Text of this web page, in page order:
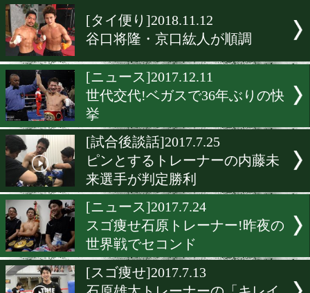
[動画ニュース]2022.5.13
矢吹正道の覚悟! 復帰戦の
はKO率91%
谷口将隆・京口紘人が順調
[ニュース]2017.12.11
世代交代!ベガスで36年ぶ
挙
[試合後談話]2017.7.25
ピンとするトレーナーの内